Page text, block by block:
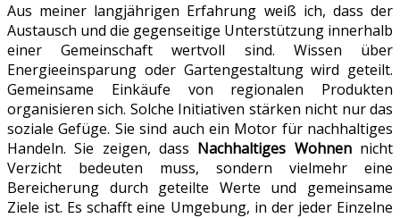
Aus meiner langjährigen Erfahrung weiß ich, dass der
Austausch und die gegenseitige Unterstützung innerhalb
einer Gemeinschaft wertvoll sind. Wissen über
Energieeinsparung oder Gartengestaltung wird geteilt.
Gemeinsame Einkäufe von regionalen Produkten
organisieren sich. Solche Initiativen stärken nicht nur das
soziale Gefüge. Sie sind auch ein Motor für nachhaltiges
Handeln. Sie zeigen, dass Nachhaltiges Wohnennicht
Verzicht bedeuten muss, sondern vielmehr eine
Bereicherung durch geteilte Werte und gemeinsame
Ziele ist. Es schafft eine Umgebung, in der jeder Einzelne